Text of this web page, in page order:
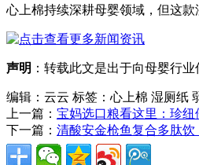
心上棉持续深耕母婴领域，但这
声明 ：转载此文是出于向母婴行
编辑：云云 标签：心上棉 湿厕纸
上一篇： 宝妈选口粮看这里：珍
下一篇： 清酸安金枪鱼复合多肽